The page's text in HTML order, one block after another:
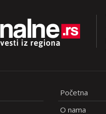
Početna
O nama